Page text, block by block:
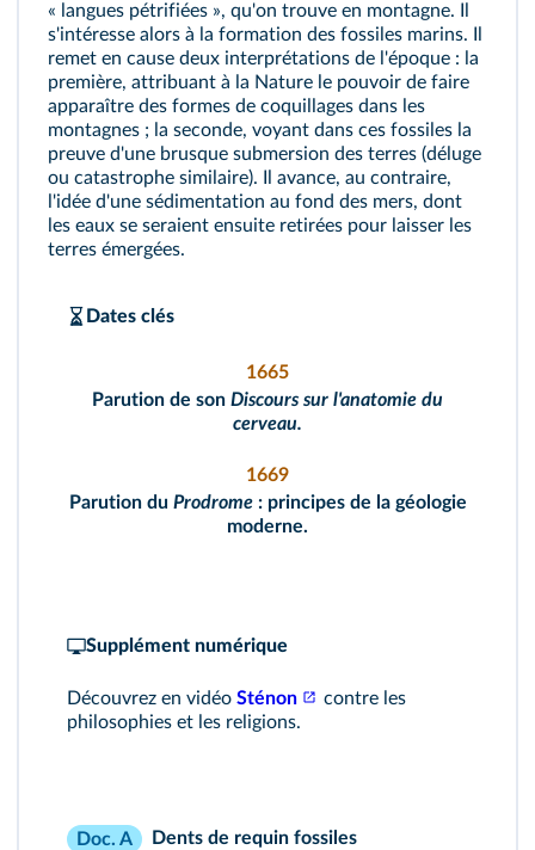
« langues pétrifiées », qu'on trouve en montagne. Il
s'intéresse alors à la formation des fossiles marins. Il
remet en cause deux interprétations de l'époque : la
première, attribuant à la Nature le pouvoir de faire
apparaître des formes de coquillages dans les
montagnes ; la seconde, voyant dans ces fossiles la
preuve d'une brusque submersion des terres (déluge
ou catastrophe similaire). Il avance, au contraire,
l'idée d'une sédimentation au fond des mers, dont
les eaux se seraient ensuite retirées pour laisser les
terres émergées.
Dates clés
1665
Parution de son Discours sur l'anatomie du
cerveau.
1669
Parution du Prodrome: principes de la géologie
moderne.
Supplément numérique
Découvrez en vidéo Sténon
contre les
philosophies et les religions.
Doc. A Dents de requin fossiles